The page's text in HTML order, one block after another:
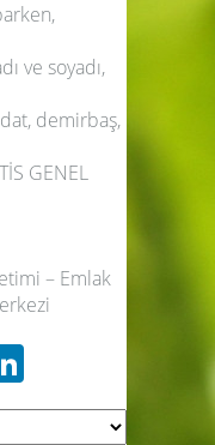
ve soyadı,
demirbaş,
GENEL
– Emlak